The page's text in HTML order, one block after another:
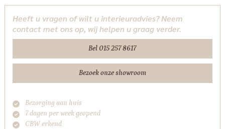
olijfbruin
cm
Living
Heeft u vragen of wilt u interieuradvies? Neem
contact met ons op, wij helpen u graag verder.
Bel 015 257 8617
Bezoek onze showroom
Bezorging aan huis
7 dagen per week geopend
CBW erkend